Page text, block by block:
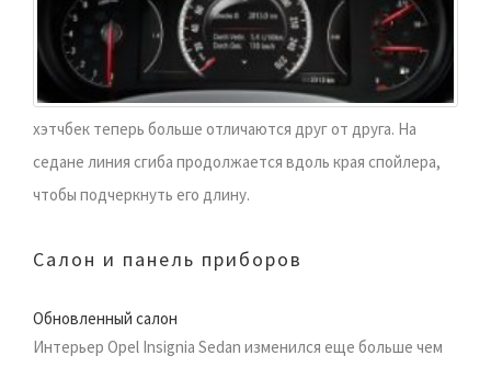
хэтчбек теперь больше отличаются друг от друга. На
седане линия сгиба продолжается вдоль края спойлера,
чтобы подчеркнуть его длину.
Салон и панель приборов
Обновленный салон
Интерьер Opel Insignia Sedan изменился еще больше чем